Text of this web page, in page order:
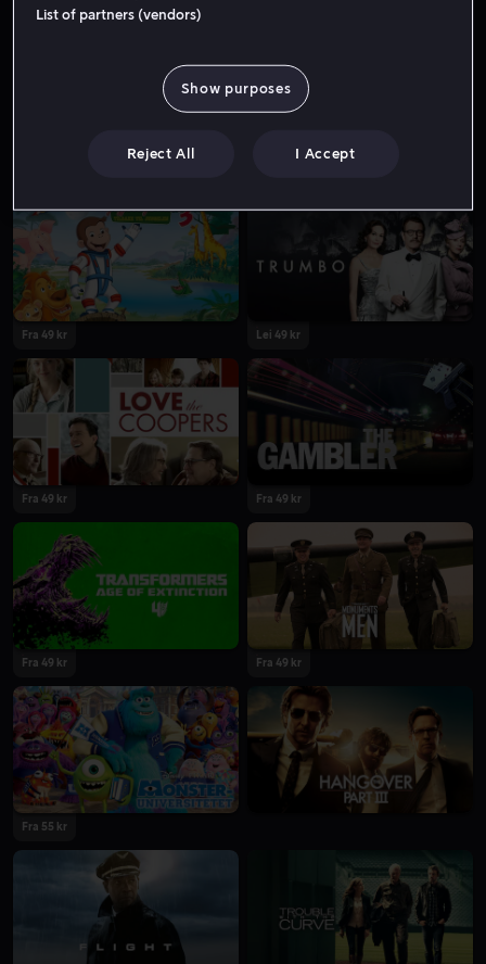
Fra 49 kr Lei 49 kr
Fra 49 kr Fra 49 kr
Fra 49 kr Fra 49 kr
Fra 55 kr
List of partners (vendors)
Show purposes
Reject All I Accept